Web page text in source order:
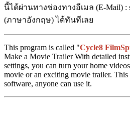
นี้ได้ผ่านทางช่องทางอีเมล (E-Mail) :
(ภาษาอังกฤษ) ได้ทันทีเลย
This program is called "Cycle8
Make a Movie Trailer With detailed
settings, you can turn your home
movie or an exciting movie trailer.
software, anyone can use it.